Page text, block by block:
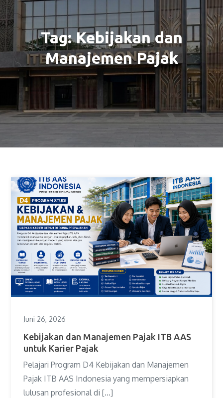
Tag:Kebijakan dan
Manajemen Pajak
Juni 26, 2026
Kebijakan dan Manajemen Pajak ITB AAS
untuk Karier Pajak
Pelajari Program D4 Kebijakan dan Manajemen
Pajak ITB AAS Indonesia yang mempersiapkan
lulusan profesional di […]